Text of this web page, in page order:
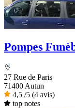
Pompes
27 Rue de Paris
71400 Autun
4,5 /5 (4 avis)
top notes